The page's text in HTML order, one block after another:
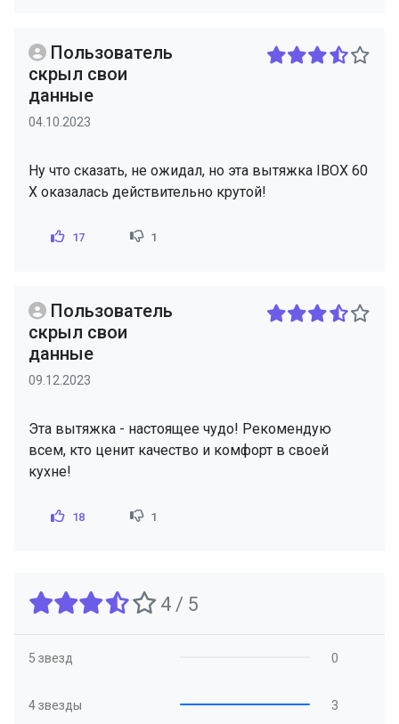
Пользователь
скрыл свои
данные
04.10.2023
Ну что сказать, не ожидал, но эта вытяжка IBOX 60
X оказалась действительно крутой!
17 1
Пользователь
скрыл свои
данные
09.12.2023
Эта вытяжка - настоящее чудо! Рекомендую
всем, кто ценит качество и комфорт в своей
кухне!
18 1
4 / 5
5 звезд 0
4 звезды 3